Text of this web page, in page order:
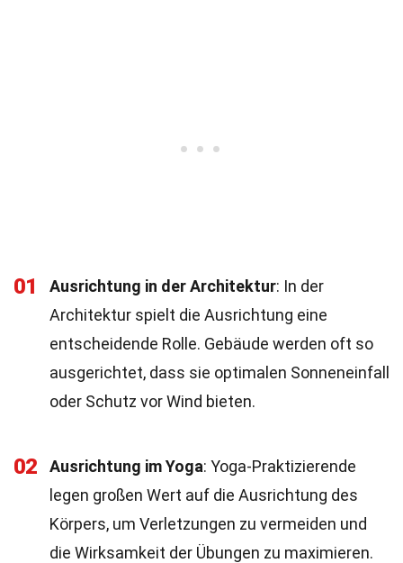
01 Ausrichtung in der Architektur: In der
Architektur spielt die Ausrichtung eine
entscheidende Rolle. Gebäude werden oft so
ausgerichtet, dass sie optimalen Sonneneinfall
oder Schutz vor Wind bieten.
02 Ausrichtung im Yoga: Yoga-Praktizierende
legen großen Wert auf die Ausrichtung des
Körpers, um Verletzungen zu vermeiden und
die Wirksamkeit der Übungen zu maximieren.